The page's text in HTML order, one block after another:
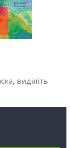
виділіть